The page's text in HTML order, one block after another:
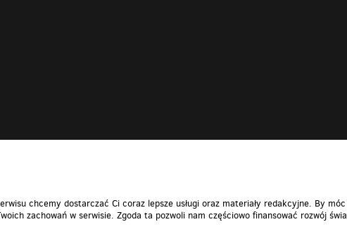
chcemy dostarczać Ci coraz lepsze usługi oraz materiały redakcyjne. By
zachowań w serwisie. Zgoda ta pozwoli nam częściowo finansować rozwój